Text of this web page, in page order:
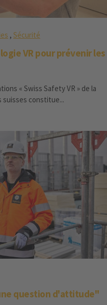
, Sécurité
VR pour prévenir les
« Swiss Safety VR » de la
suisses constitue...
question d'attitude"